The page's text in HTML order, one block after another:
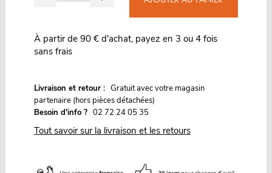
À partir de 90 € d'achat, payez en 3 ou 4 fois
sans frais
Livraison et retour : Gratuit avec votre magasin
partenaire (hors pièces détachées)
Besoin d'info ? 02 72 24 05 35
Tout savoir sur la livraison et les retours